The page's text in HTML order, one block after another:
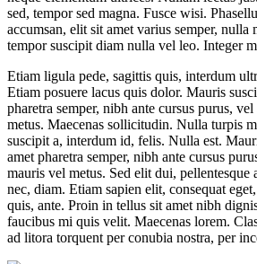
sed, tempor sed magna. Fusce wisi.
accumsan, elit sit amet varius semper, nulla
tempor suscipit diam nulla vel leo. Integer
Etiam ligula pede, sagittis quis, interdum
Etiam posuere lacus quis dolor. Mauris
pharetra semper, nibh ante cursus purus,
metus. Maecenas sollicitudin. Nulla turpis
suscipit a, interdum id, felis. Nulla est.
amet pharetra semper, nibh ante cursus
mauris vel metus. Sed elit dui,
nec, diam. Etiam sapien elit, consequat
quis, ante. Proin in tellus sit amet nibh
faucibus mi quis velit. Maecenas lorem.
ad litora torquent per conubia nostra, per